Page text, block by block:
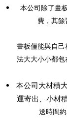
本公司除了畫
費，其餘
畫板僅能與自
法大大小小都包
本公司大材積
運寄出、小材
送時間約